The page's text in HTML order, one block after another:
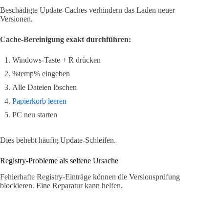
Beschädigte Update-Caches verhindern das Laden neuer
Versionen.
Cache-Bereinigung exakt durchführen:
Windows-Taste + R drücken
%temp% eingeben
Alle Dateien löschen
Papierkorb leeren
PC neu starten
Dies behebt häufig Update-Schleifen.
Registry-Probleme als seltene Ursache
Fehlerhafte Registry-Einträge können die Versionsprüfung
blockieren. Eine Reparatur kann helfen.